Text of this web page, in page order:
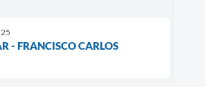
- FRANCISCO CARLOS